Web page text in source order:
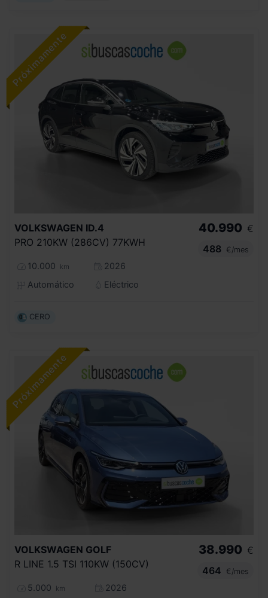
VOLKSWAGEN ID.4
PRO 210KW (286CV) 77KWH
10.000 km
2026
Automático
Eléctrico
40.990 €
488
€/mes
CERO
VOLKSWAGEN GOLF
R LINE 1.5 TSI 110KW (150CV)
5.000 km
2026
38.990 €
464
€/mes